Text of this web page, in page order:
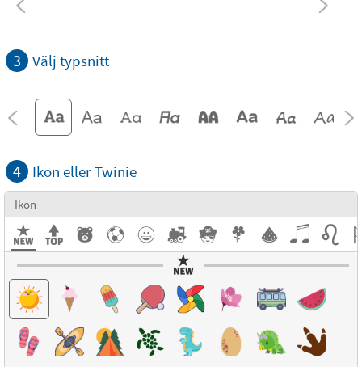
3 Välj typsnitt
4 Ikon eller Twinie
Ikon